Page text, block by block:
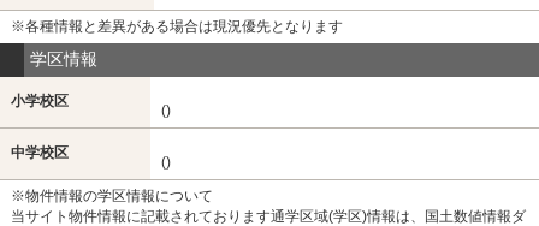
※各種情報と差異がある場合は現況優先となります
学区情報
小学校区
()
中学校区
()
※物件情報の学区情報について
当サイト物件情報に記載されております通学区域(学区)情報は、国土数値情報ダ